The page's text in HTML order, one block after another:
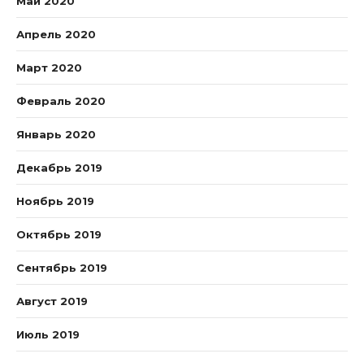
Апрель 2020
Март 2020
Февраль 2020
Январь 2020
Декабрь 2019
Ноябрь 2019
Октябрь 2019
Сентябрь 2019
Август 2019
Июль 2019